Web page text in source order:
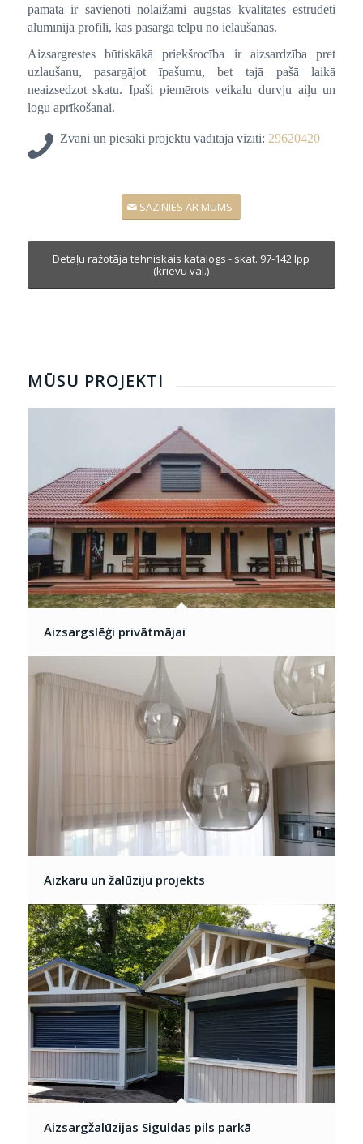
pamatā ir savienoti nolaižami augstas kvalitātes estrudēti
alumīnija profili, kas pasargā telpu no ielaušanās.
Aizsargrestes būtiskākā priekšrocība ir aizsardzība pret
uzlaušanu, pasargājot īpašumu, bet tajā pašā laikā
neaizsedzot skatu. Īpaši piemērots veikalu durvju aiļu un
logu aprīkošanai.
Zvani un piesaki projektu vadītāja vizīti: 29620420
SAZINIES AR MUMS
Detaļu ražotāja tehniskais katalogs - skat. 97-142 lpp
(krievu val.)
MŪSU PROJEKTI
Aizsargslēģi privātmājai
Aizkaru un žalūziju projekts
Aizsargžalūzijas Siguldas pils parkā